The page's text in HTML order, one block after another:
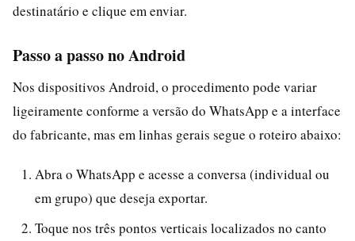
destinatário e clique em enviar.
Passo a passo no Android
Nos dispositivos Android, o procedimento pode variar
ligeiramente conforme a versão do WhatsApp e a interface
do fabricante, mas em linhas gerais segue o roteiro abaixo:
Abra o WhatsApp e acesse a conversa (individual ou
em grupo) que deseja exportar.
Toque nos três pontos verticais localizados no canto